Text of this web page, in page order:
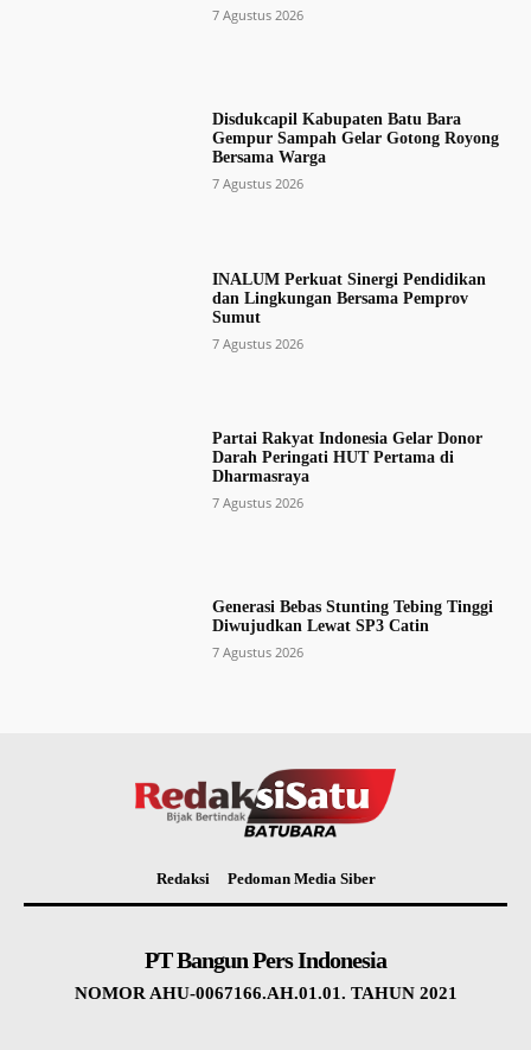
7 Agustus 2026
Disdukcapil Kabupaten Batu Bara
Gempur Sampah Gelar Gotong Royong
Bersama Warga
7 Agustus 2026
INALUM Perkuat Sinergi Pendidikan
dan Lingkungan Bersama Pemprov
Sumut
7 Agustus 2026
Partai Rakyat Indonesia Gelar Donor
Darah Peringati HUT Pertama di
Dharmasraya
7 Agustus 2026
Generasi Bebas Stunting Tebing Tinggi
Diwujudkan Lewat SP3 Catin
7 Agustus 2026
Redaksi Pedoman Media Siber
PT Bangun Pers Indonesia
NOMOR AHU-0067166.AH.01.01. TAHUN 2021